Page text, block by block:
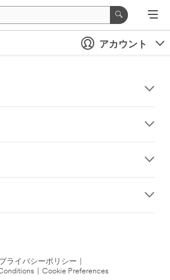
アカウント
プライバシーポリシー
Cookie Preferences